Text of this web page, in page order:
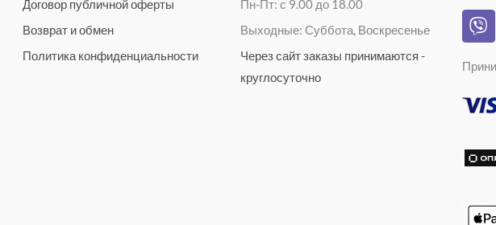
Договор публичной оферты
Возврат и обмен
Политика конфиденциальности
Пн-Пт: с 9.00 до 18.00
Выходные: Суббота, Воскресенье
Через сайт заказы принимаются -
круглосуточно
r
a
m
a
s
s
i
k
V
i
e